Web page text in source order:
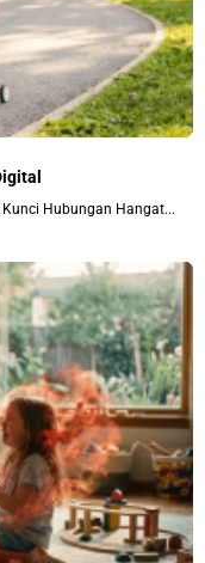
Hubungan Hangat...